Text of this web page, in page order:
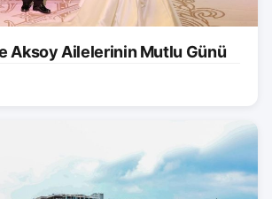
Aksoy Ailelerinin Mutlu Günü